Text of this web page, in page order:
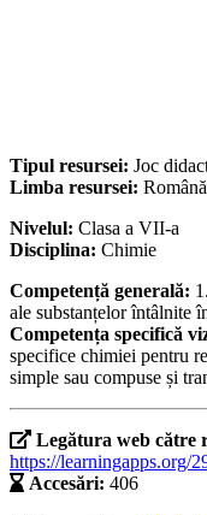
Tipul resursei: Joc
Limba resursei: Română
Nivelul: Clasa a VII-a
Disciplina: Chimie
Competență generală:
ale substanțelor întâlnite
Competența specifică
specifice chimiei pentru
simple sau compuse și
Legătura web către
https://learningapps.org/
Accesări: 406